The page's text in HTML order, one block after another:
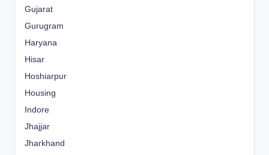
Gujarat
Gurugram
Haryana
Hisar
Hoshiarpur
Housing
Indore
Jhajjar
Jharkhand